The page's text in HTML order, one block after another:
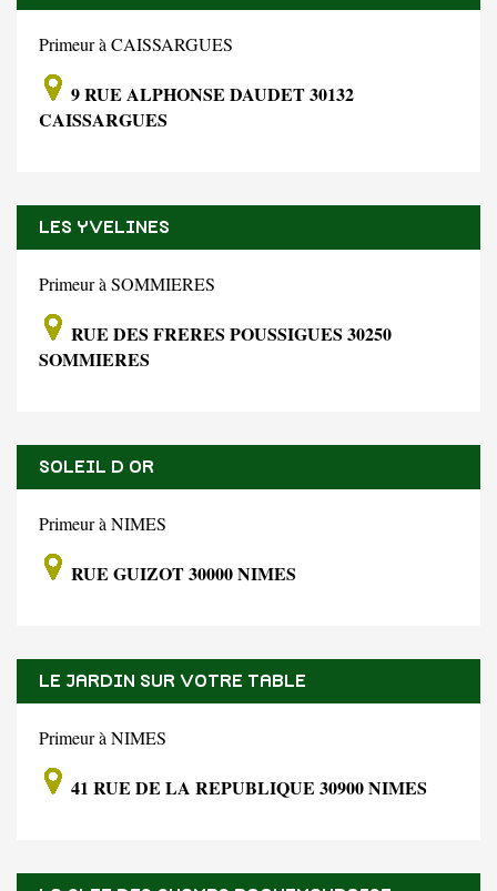
Primeur à CAISSARGUES
9 RUE ALPHONSE DAUDET 30132
CAISSARGUES
LES YVELINES
Primeur à SOMMIERES
RUE DES FRERES POUSSIGUES 30250
SOMMIERES
SOLEIL D OR
Primeur à NIMES
RUE GUIZOT 30000 NIMES
LE JARDIN SUR VOTRE TABLE
Primeur à NIMES
41 RUE DE LA REPUBLIQUE 30900 NIMES